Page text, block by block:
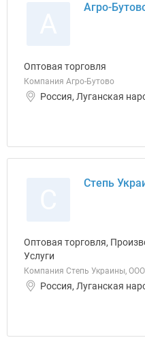
Агро-
Оптовая торговля
Компания Агро-Бутово
Россия, Луганская
Степь
Оптовая торговля,
Услуги
Компания Степь Украины, ООО
Россия, Луганская